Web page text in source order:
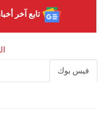
تابع آخر
فيس بوك